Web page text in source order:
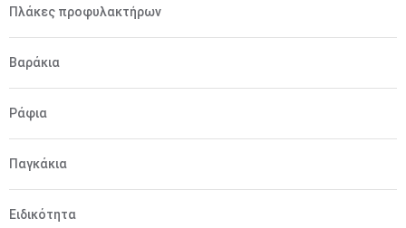
Πλάκες προφυλακτήρων
Βαράκια
Ράφια
Παγκάκια
Ειδικότητα